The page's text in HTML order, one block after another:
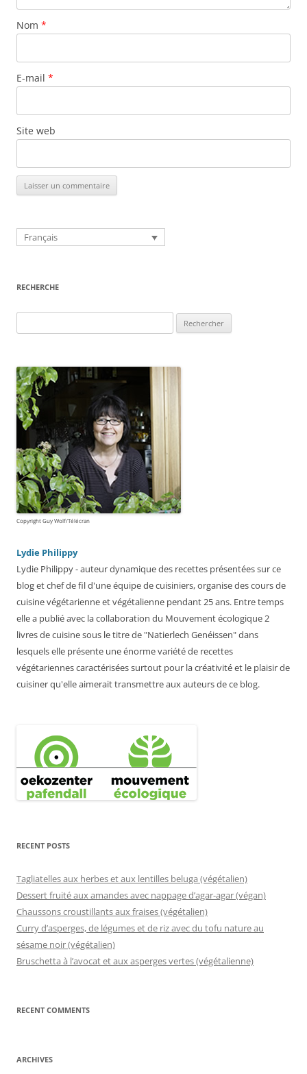
Nom *
E-mail *
Site web
Français
RECHERCHE
Copyright Guy Wolf/Télécran
Lydie Philippy
Lydie Philippy - auteur dynamique des recettes présentées sur ce
blog et chef de fil d'une équipe de cuisiniers, organise des cours de
cuisine végétarienne et végétalienne pendant 25 ans. Entre temps
elle a publié avec la collaboration du Mouvement écologique 2
livres de cuisine sous le titre de "Natierlech Genéissen" dans
lesquels elle présente une énorme variété de recettes
végétariennes caractérisées surtout pour la créativité et le plaisir de
cuisiner qu'elle aimerait transmettre aux auteurs de ce blog.
RECENT POSTS
Tagliatelles aux herbes et aux lentilles beluga (végétalien)
Dessert fruité aux amandes avec nappage d’agar-agar (végan)
Chaussons croustillants aux fraises (végétalien)
Curry d’asperges, de légumes et de riz avec du tofu nature au
sésame noir (végétalien)
Bruschetta à l’avocat et aux asperges vertes (végétalienne)
RECENT COMMENTS
ARCHIVES